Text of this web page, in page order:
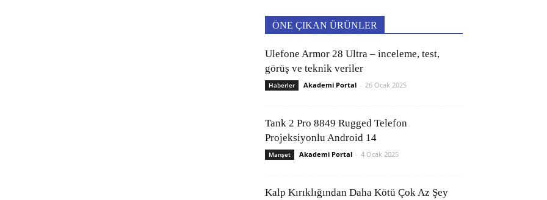
ÖNE ÇIKAN ÜRÜNLER
Ulefone Armor 28 Ultra – inceleme, test,
görüş ve teknik veriler
Haberler Akademi Portal - 26 Ocak 2025
Tank 2 Pro 8849 Rugged Telefon
Projeksiyonlu Android 14
Manşet Akademi Portal - 4 Ocak 2025
Kalp Kırıklığından Daha Kötü Çok Az Şey